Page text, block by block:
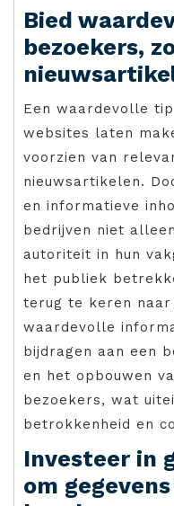
Bied
bezoekers,
Een waardevolle
websites laten
voorzien van
nieuwsartikelen.
en informatieve
bedrijven niet
autoriteit in hun
het publiek
terug te keren
waardevolle
bijdragen aan een
en het opbouwen
bezoekers, wat
betrokkenheid en
Investeer in
om